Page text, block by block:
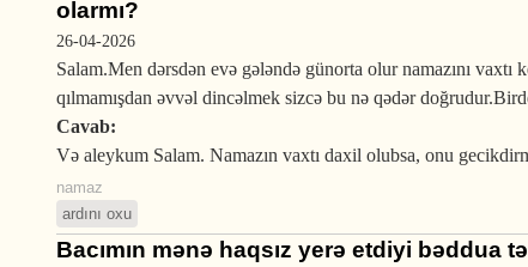
olarmı?
26-04-2026
Salam.Men dərsdən evə gələndə günorta olur namazını
qılmamışdan əvvəl dincəlmek sizcə bu nə qədər
Cavab:
Və aleykum Salam. Namazın vaxtı daxil olubsa, onu
namaz
ardını oxu
Bacımın mənə haqsız yerə etdiyi bəddua